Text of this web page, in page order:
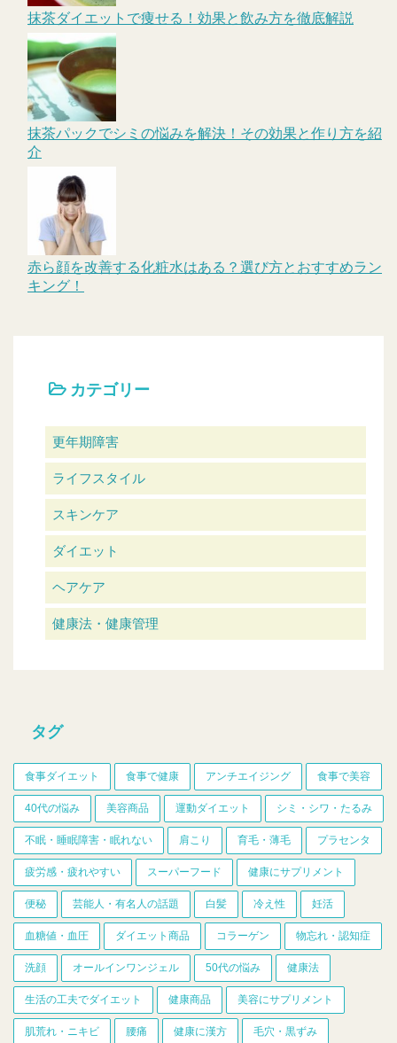
抹茶ダイエットで痩せる！効果と飲み方を徹底解説
抹茶パックでシミの悩みを解決！その効果と作り方を紹
介
赤ら顔を改善する化粧水はある？選び方とおすすめラン
キング！
カテゴリー
更年期障害
ライフスタイル
スキンケア
ダイエット
ヘアケア
健康法・健康管理
タグ
食事ダイエット 食事で健康 アンチエイジング 食事で美容
40代の悩み 美容商品 運動ダイエット シミ・シワ・たるみ
不眠・睡眠障害・眠れない 肩こり 育毛・薄毛 プラセンタ
疲労感・疲れやすい スーパーフード 健康にサプリメント
便秘 芸能人・有名人の話題 白髪 冷え性 妊活
血糖値・血圧 ダイエット商品 コラーゲン 物忘れ・認知症
洗顔 オールインワンジェル 50代の悩み 健康法
生活の工夫でダイエット 健康商品 美容にサプリメント
肌荒れ・ニキビ 腰痛 健康に漢方 毛穴・黒ずみ